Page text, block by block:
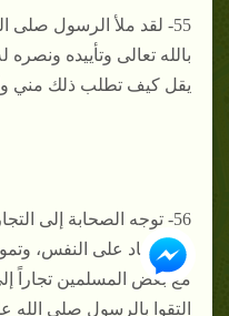
55- لقد ملأ الرسول صلى
بالله تعالى وتأييده
يقل كيف تطلب ذلك مني
56- توجه الصحابة إلى
والاعتماد على النفس،
مع بعض المسلمين تجاراً
التقوا بالرسول صلى